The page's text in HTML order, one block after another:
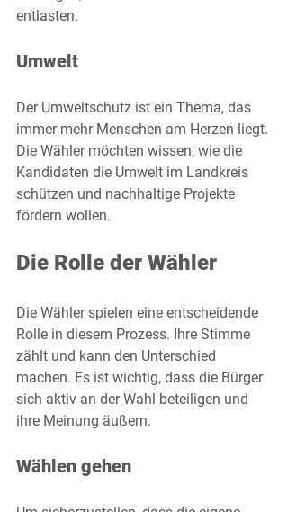
entlasten.
Umwelt
Der Umweltschutz ist ein Thema, das
immer mehr Menschen am Herzen liegt.
Die Wähler möchten wissen, wie die
Kandidaten die Umwelt im Landkreis
schützen und nachhaltige Projekte
fördern wollen.
Die Rolle der Wähler
Die Wähler spielen eine entscheidende
Rolle in diesem Prozess. Ihre Stimme
zählt und kann den Unterschied
machen. Es ist wichtig, dass die Bürger
sich aktiv an der Wahl beteiligen und
ihre Meinung äußern.
Wählen gehen